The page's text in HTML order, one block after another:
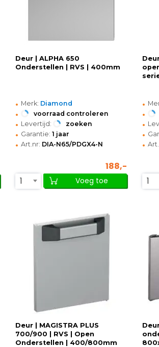
Deur | ALPHA 650
Onderstellen | RVS | 400mm
• Merk: Diamond
• voorraad controleren
• Levertijd: zoeken
• Garantie: 1 jaar
• Art.nr: DIA-N65/PDGX4-N
188,-
1
Voeg toe
•
•
•
•
•
1
Deur | MAGISTRA PLUS
700/900 | RVS | Open
Onderstellen | 400/800mm